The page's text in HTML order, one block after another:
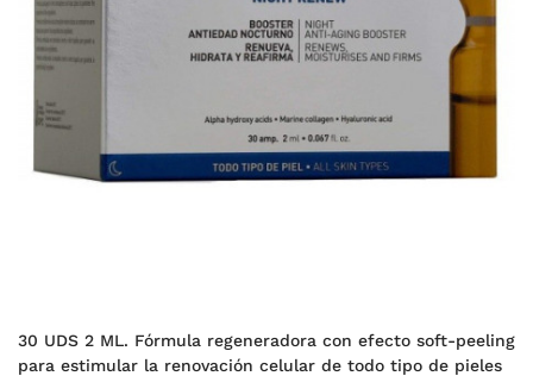
30 UDS 2 ML. Fórmula regeneradora con efecto soft-peeling
para estimular la renovación celular de todo tipo de pieles